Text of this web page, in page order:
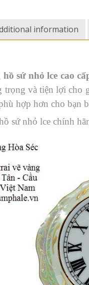
information
hồ sứ nhỏ lce cao
trọng và tiện lợi
hợp hơn cho bạn
sứ nhỏ lce chính